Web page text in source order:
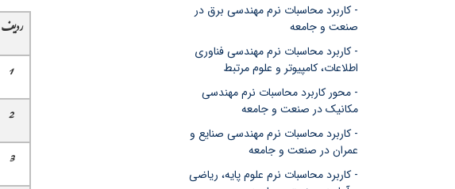
ردیف
1
2
3
- کاربرد محاسبات نرم مهندسی برق در
صنعت و جامعه
- کاربرد محاسبات نرم مهندسی فناوری
اطلاعات، کامپیوتر و علوم مرتبط
- محور کاربرد محاسبات نرم مهندسی
مکانیک در صنعت و جامعه
- کاربرد محاسبات نرم مهندسی صنایع و
عمران در صنعت و جامعه
- کاربرد محاسبات نرم علوم پایه، ریاضی